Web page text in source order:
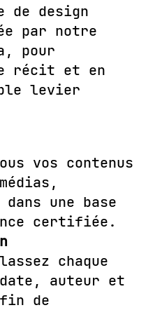
de design
par notre
, pour
récit et en
levier
vos contenus
dans une base
certifiée.
chaque
auteur et
de